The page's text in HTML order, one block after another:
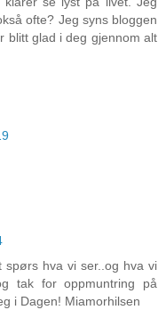
ofte? Jeg syns bloggen
blitt glad i deg gjennom alt
spørs hva vi ser..og hva vi
tak for oppmuntring på
i Dagen! Miamorhilsen